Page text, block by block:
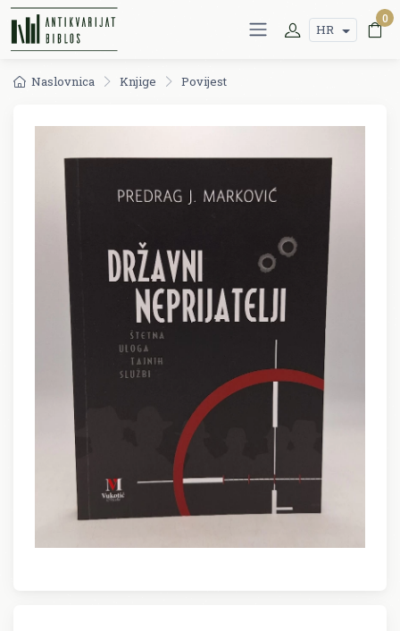
HR
0
Naslovnica Knjige Povijest